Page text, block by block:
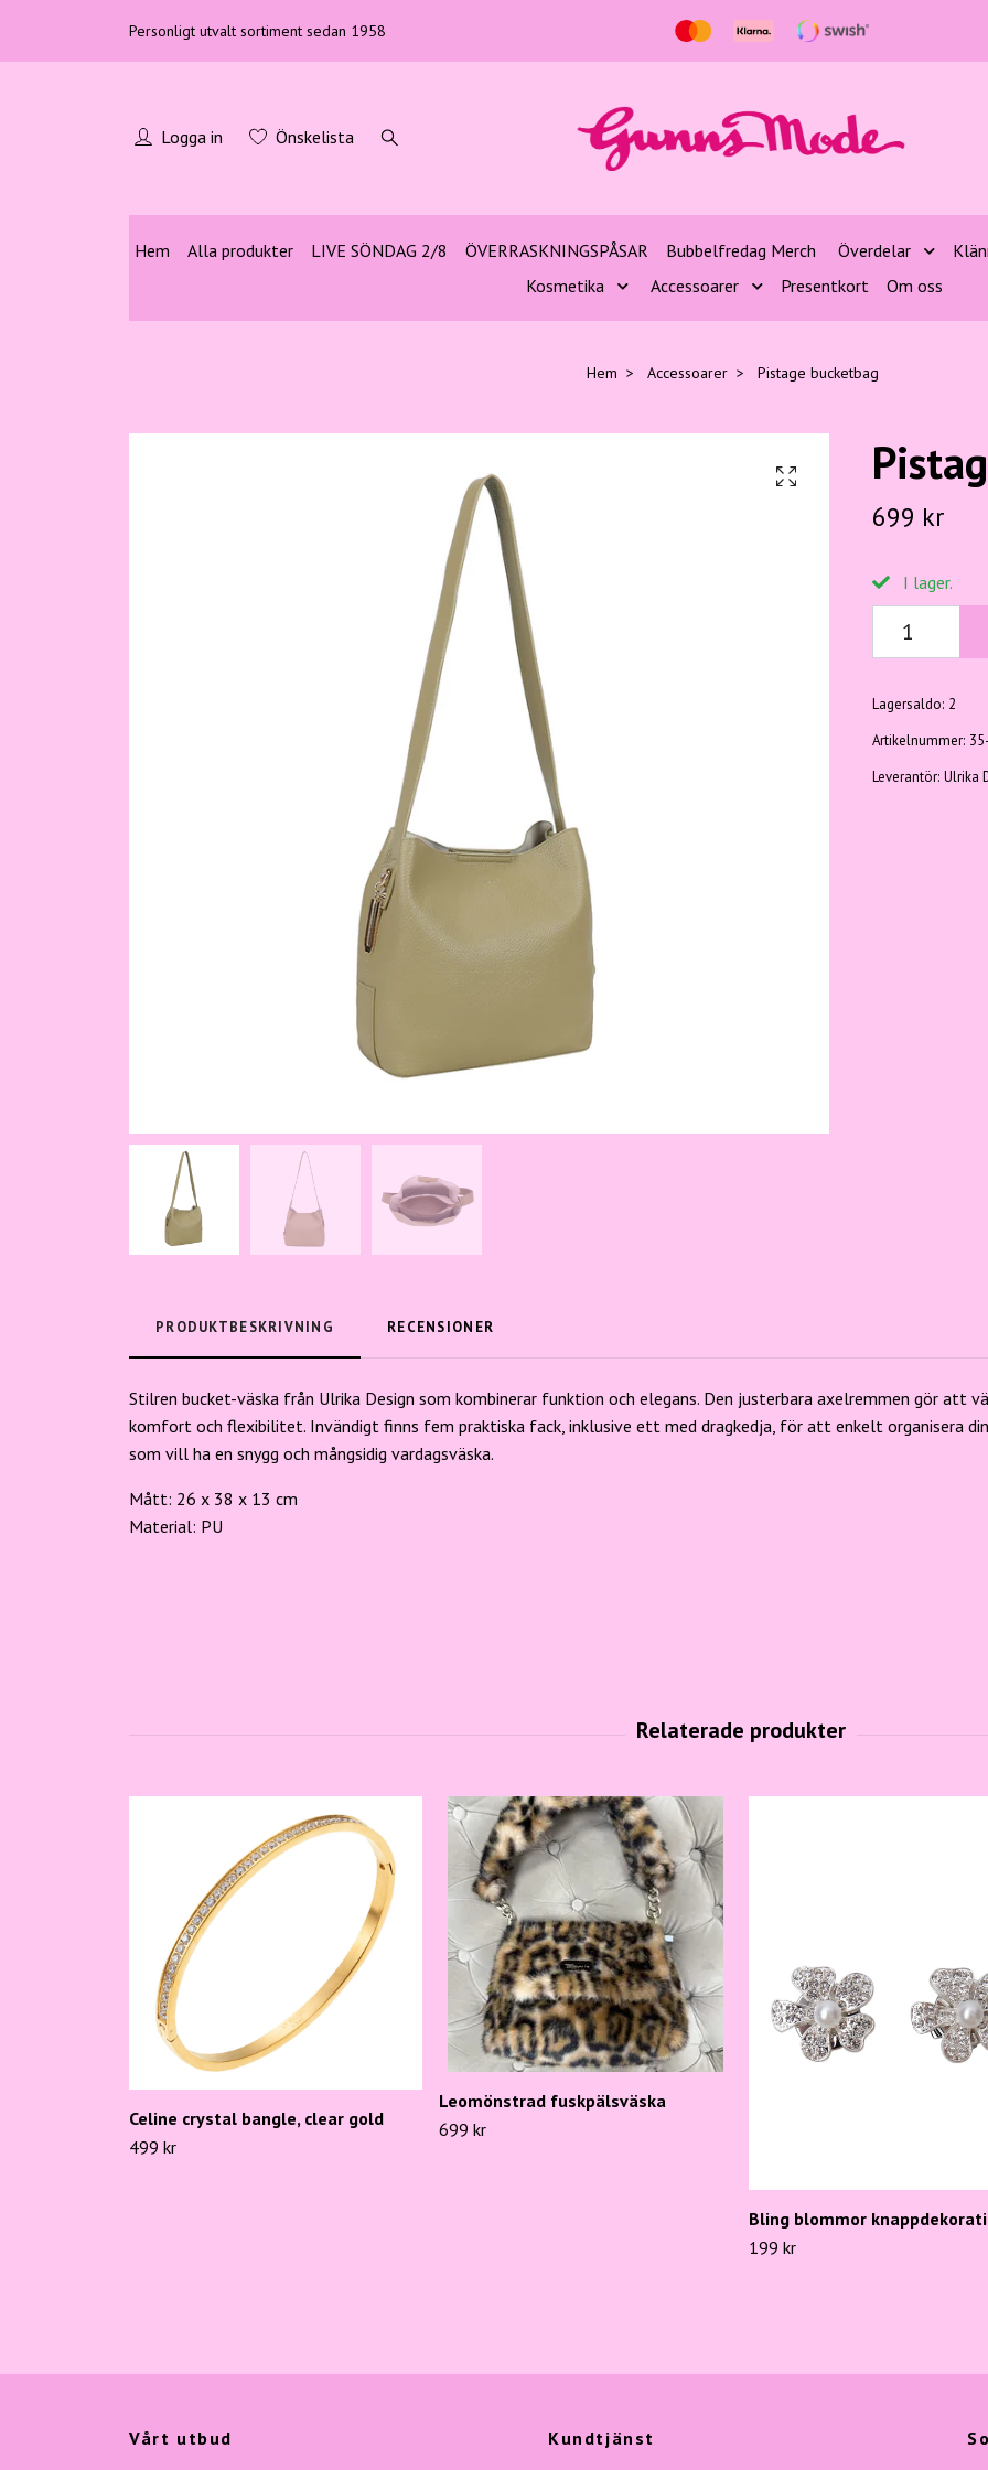
Personligt utvalt sortiment sedan 1958
Logga in Önskelista
Hem Alla produkter LIVE SÖNDAG 2/8 ÖVERRASKNINGSPÅSAR Bubbelfredag Merch Överdelar
Kosmetika
Accessoarer Presentkort Om oss
Hem Accessoarer Pistage bucketbag
699 kr
I lager.
Lagersaldo: 2
Artikelnummer:
Leverantör: Ulrika
PRODUKTBESKRIVNING RECENSIONER
Stilren bucket-väska från Ulrika Design som kombinerar funktion och elegans. Den justerbara axelremmen gör att
komfort och flexibilitet. Invändigt finns fem praktiska fack, inklusive ett med dragkedja, för att enkelt organisera
som vill ha en snygg och mångsidig vardagsväska.
Mått: 26 x 38 x 13 cm
Material: PU
Celine crystal bangle, clear gold
499 kr
Leomönstrad fuskpälsväska
699 kr
Bling blommor
199 kr
Vårt utbud Kundtjänst